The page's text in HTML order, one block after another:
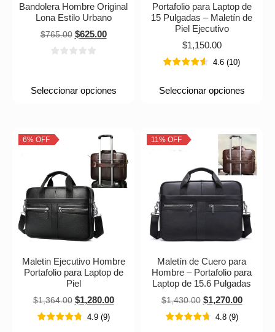
Bandolera Hombre Original
Lona Estilo Urbano
$765.00 $625.00
Seleccionar opciones
Portafolio para Laptop de
15 Pulgadas – Maletín de
Piel Ejecutivo
$1,150.00
4.6 (10)
Seleccionar opciones
6% OFF
Maletin Ejecutivo Hombre
Portafolio para Laptop de
Piel
$1,364.00 $1,280.00
4.9 (9)
11% OFF
Maletín de Cuero para
Hombre – Portafolio para
Laptop de 15.6 Pulgadas
$1,430.00 $1,270.00
4.8 (9)